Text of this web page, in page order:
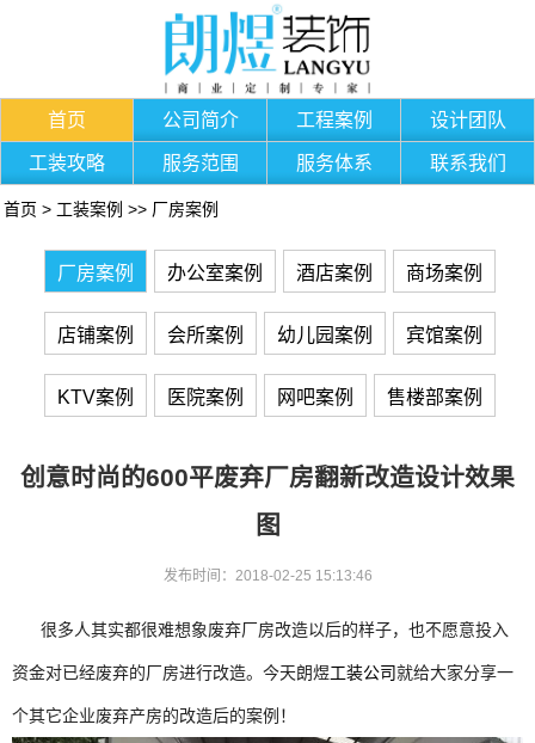
首页 公司简介 工程案例 设计团队
工装攻略 服务范围 服务体系 联系我们
首页 > 工装案例 >> 厂房案例
厂房案例 办公室案例 酒店案例 商场案例
店铺案例 会所案例 幼儿园案例 宾馆案例
KTV案例 医院案例 网吧案例 售楼部案例
创意时尚的600平废弃厂房翻新改造设计效果
图
发布时间：2018-02-25 15:13:46
很多人其实都很难想象废弃厂房改造以后的样子，也不愿意投入
资金对已经废弃的厂房进行改造。今天朗煜工装公司 就给大家分享一
个其它企业废弃产房的改造后的案例！